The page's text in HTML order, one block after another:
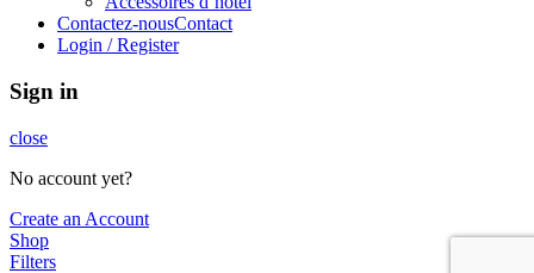
Contactez-nousContact
Login / Register
Sign in
close
No account yet?
Create an Account
Shop
Filters